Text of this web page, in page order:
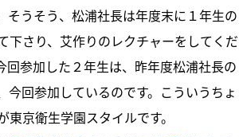
そうそう、松浦社長は年度末に１年生の
下さり、艾作りのレクチャーをしてくだ
回参加した２年生は、昨年度松浦社長の
今回参加しているのです。こういうちょ
東京衛生学園スタイルです。